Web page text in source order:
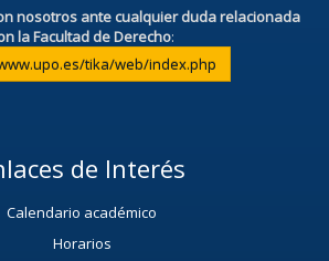
nosotros ante cualquier duda relacionada
la Facultad de Derecho:
tika/web/index.php
de Interés
Calendario académico
Horarios